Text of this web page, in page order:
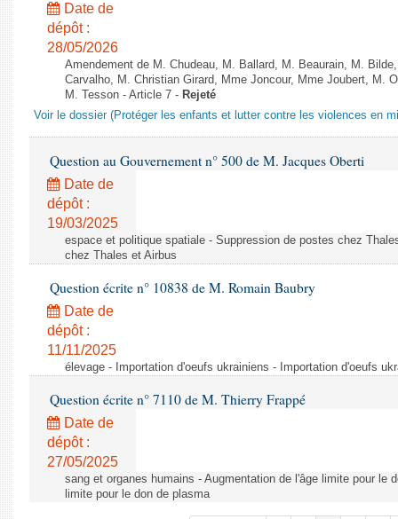
Date de
dépôt :
28/05/2026
Amendement de M. Chudeau, M. Ballard, M. Beaurain, M.
Carvalho, M. Christian Girard, Mme Joncour, Mme Joubert, M.
M. Tesson - Article 7 - Rejeté
Voir le dossier (Protéger les enfants et lutter contre les violences en
Question au Gouvernement n° 500 de M. Jacques Oberti
Date de
dépôt :
19/03/2025
espace et politique spatiale - Suppression de postes chez
chez Thales et Airbus
Question écrite n° 10838 de M. Romain Baubry
Date de
dépôt :
11/11/2025
élevage - Importation d'oeufs ukrainiens - Importation d'oeufs
Question écrite n° 7110 de M. Thierry Frappé
Date de
dépôt :
27/05/2025
sang et organes humains - Augmentation de l'âge limite pour le
limite pour le don de plasma